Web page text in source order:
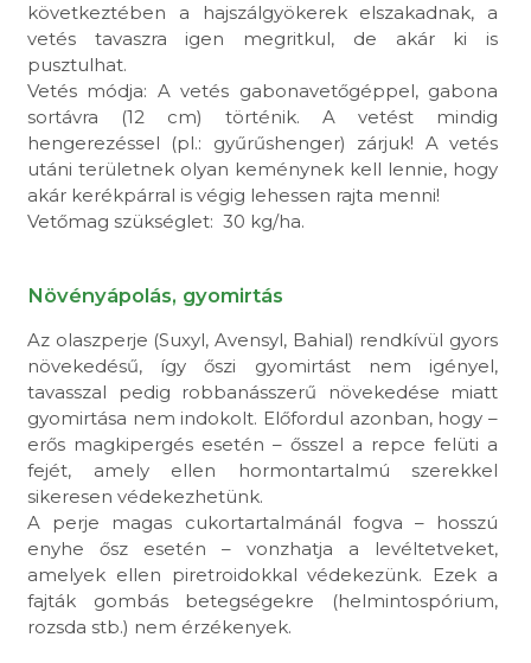
következtében a hajszálgyökerek elszakadnak, a
vetés tavaszra igen megritkul, de akár ki is
pusztulhat.
Vetés módja: A vetés gabonavetőgéppel, gabona
sortávra (12 cm) történik. A vetést mindig
hengerezéssel (pl.: gyűrűshenger) zárjuk! A vetés
utáni területnek olyan keménynek kell lennie, hogy
akár kerékpárral is végig lehessen rajta menni!
Vetőmag szükséglet: 30 kg/ha.
Növényápolás, gyomirtás
Az olaszperje (Suxyl, Avensyl, Bahial) rendkívül gyors
növekedésű, így őszi gyomirtást nem igényel,
tavasszal pedig robbanásszerű növekedése miatt
gyomirtása nem indokolt. Előfordul azonban, hogy –
erős magkipergés esetén – ősszel a repce felüti a
fejét, amely ellen hormontartalmú szerekkel
sikeresen védekezhetünk.
A perje magas cukortartalmánál fogva – hosszú
enyhe ősz esetén – vonzhatja a levéltetveket,
amelyek ellen piretroidokkal védekezünk. Ezek a
fajták gombás betegségekre (helmintospórium,
rozsda stb.) nem érzékenyek.